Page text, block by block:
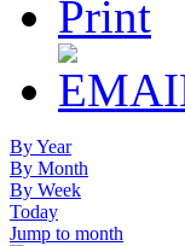
By Year
By Month
By Week
Today
Jump to month